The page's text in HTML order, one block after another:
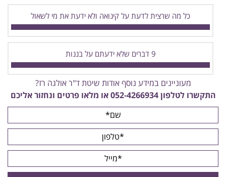
כל מה שרצית לדעת על קינואה ולא ידעת את מי לשאול
9 דברים שלא ידעתם על בננות
מעוניינים במידע נוסף אודות שיטת ד"ר אולגה רז?
התקשרו לטלפון052-4266934 או מלאו פרטים ונחזור אליכם